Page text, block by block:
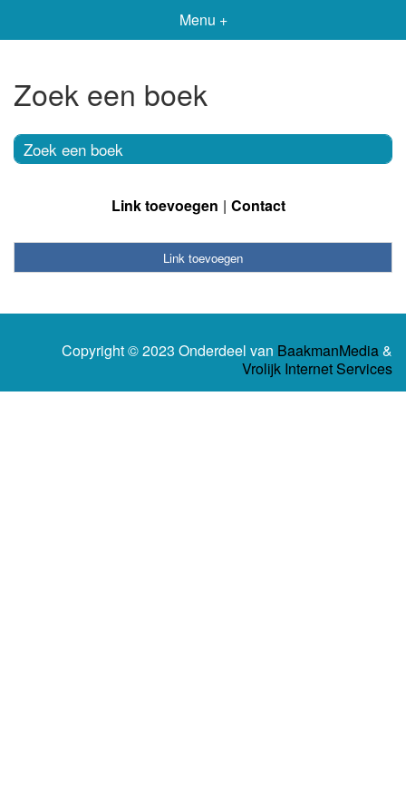
Menu +
Zoek een boek
Zoek een boek
Link toevoegen Contact
Link toevoegen
Copyright © 2023 Onderdeel van BaakmanMedia&
Vrolijk Internet Services